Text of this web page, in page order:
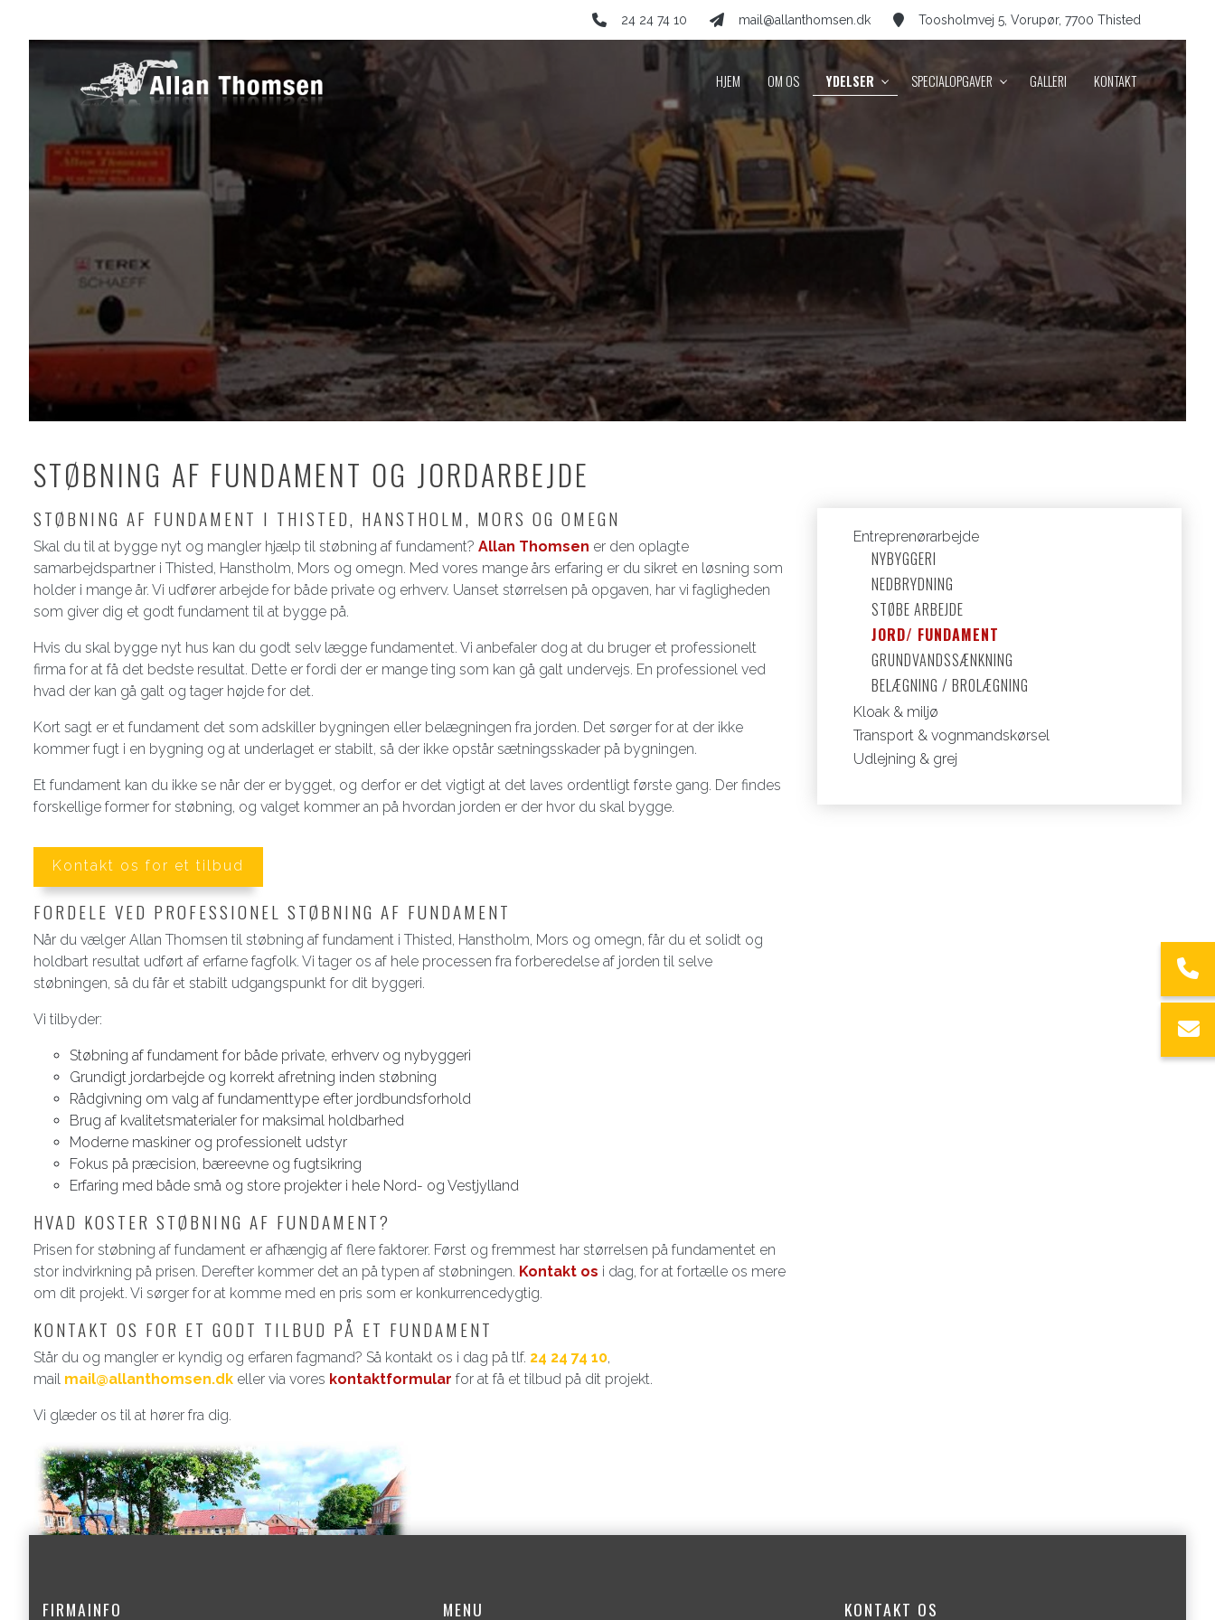
24 24 74 10 mail@allanthomsen.dk Toosholmvej 5, Vorupør, 7700 Thisted
HJEM OM OS YDELSER SPECIALOPGAVER GALLERI KONTAKT
STØBNING AF FUNDAMENT OG JORDARBEJDE
STØBNING AF FUNDAMENT I THISTED, HANSTHOLM, MORS OG OMEGN
Skal du til at bygge nyt og mangler hjælp til støbning af fundament? Allan Thomsen er den oplagte
samarbejdspartner i Thisted, Hanstholm, Mors og omegn. Med vores mange års erfaring er du sikret en løsning som
holder i mange år. Vi udfører arbejde for både private og erhverv. Uanset størrelsen på opgaven, har vi fagligheden
som giver dig et godt fundament til at bygge på.
Hvis du skal bygge nyt hus kan du godt selv lægge fundamentet. Vi anbefaler dog at du bruger et professionelt
firma for at få det bedste resultat. Dette er fordi der er mange ting som kan gå galt undervejs. En professionel ved
hvad der kan gå galt og tager højde for det.
Kort sagt er et fundament det som adskiller bygningen eller belægningen fra jorden. Det sørger for at der ikke
kommer fugt i en bygning og at underlaget er stabilt, så der ikke opstår sætningsskader på bygningen.
Et fundament kan du ikke se når der er bygget, og derfor er det vigtigt at det laves ordentligt første gang. Der findes
forskellige former for støbning, og valget kommer an på hvordan jorden er der hvor du skal bygge.
Kontakt os for et tilbud
FORDELE VED PROFESSIONEL STØBNING AF FUNDAMENT
Når du vælger Allan Thomsen til støbning af fundament i Thisted, Hanstholm, Mors og omegn, får du et solidt og
holdbart resultat udført af erfarne fagfolk. Vi tager os af hele processen fra forberedelse af jorden til selve
støbningen, så du får et stabilt udgangspunkt for dit byggeri.
Vi tilbyder:
Støbning af fundament for både private, erhverv og nybyggeri
Grundigt jordarbejde og korrekt afretning inden støbning
Rådgivning om valg af fundamenttype efter jordbundsforhold
Brug af kvalitetsmaterialer for maksimal holdbarhed
Moderne maskiner og professionelt udstyr
Fokus på præcision, bæreevne og fugtsikring
Erfaring med både små og store projekter i hele Nord- og Vestjylland
HVAD KOSTER STØBNING AF FUNDAMENT?
Prisen for støbning af fundament er afhængig af flere faktorer. Først og fremmest har størrelsen på fundamentet en
stor indvirkning på prisen. Derefter kommer det an på typen af støbningen. Kontakt os i dag, for at fortælle os mere
om dit projekt. Vi sørger for at komme med en pris som er konkurrencedygtig.
KONTAKT OS FOR ET GODT TILBUD PÅ ET FUNDAMENT
Står du og mangler er kyndig og erfaren fagmand? Så kontakt os i dag på tlf. 24 24 74 10,
mail mail@allanthomsen.dk eller via vores kontaktformular for at få et tilbud på dit projekt.
Vi glæder os til at hører fra dig.
Primær
navigation
Entreprenørarbejde
NYBYGGERI
NEDBRYDNING
STØBE ARBEJDE
JORD/ FUNDAMENT
GRUNDVANDSSÆNKNING
BELÆGNING / BROLÆGNING
Kloak & miljø
Transport & vognmandskørsel
Udlejning & grej
FIRMAINFO MENU KONTAKT OS